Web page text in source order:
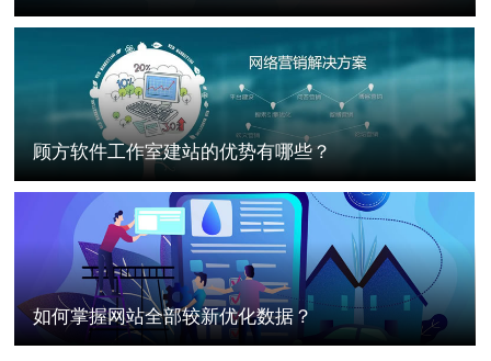
顾方软件工作室建站的优势有哪些？
如何掌握网站全部较新优化数据？